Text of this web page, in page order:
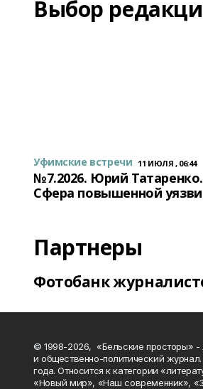
Выбор
Уфимские встречи 11 ИЮЛЯ , 06:44
№7.2026. Юрий Татаренко.
Сфера повышенной
Партнеры
Фотобанк
© 1998-2026, «Бельские просторы» -
и общественно-политический
года. Относится к категории
«Новый мир», «Наш современник»,